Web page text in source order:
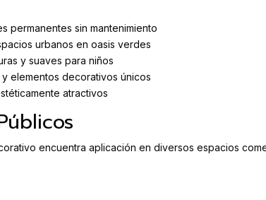
permanentes sin mantenimiento
urbanos en oasis verdes
y suaves para niños
elementos decorativos únicos
atractivos
encuentra aplicación en diversos espacios